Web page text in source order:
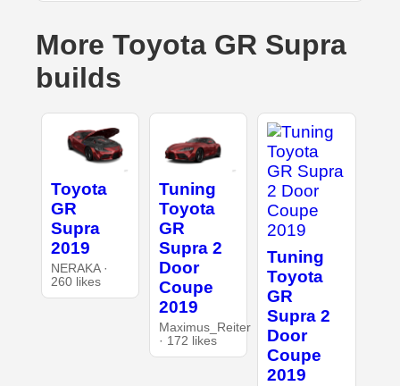
More Toyota GR Supra
builds
Toyota
GR
Supra
2019
NERAKA ·
260 likes
Tuning
Toyota
GR
Supra 2
Door
Coupe
2019
Maximus_Reiter
· 172 likes
Tuning
Toyota
GR
Supra 2
Door
Coupe
2019